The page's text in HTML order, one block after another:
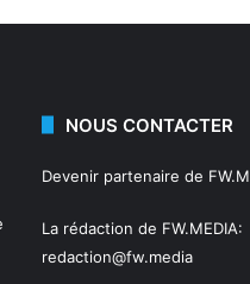
NOUS CONTACTER
Devenir partenaire de
La rédaction de FW.MEDIA:
redaction@fw.media